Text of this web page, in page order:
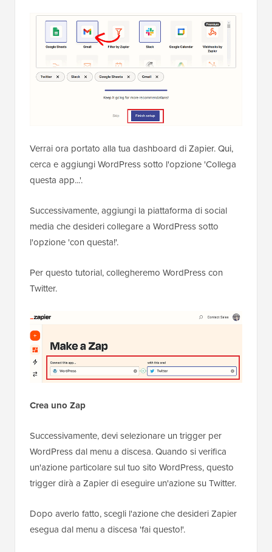
Verrai ora portato alla tua dashboard di Zapier. Qui,
cerca e aggiungi WordPress sotto l'opzione 'Collega
questa app...'.
Successivamente, aggiungi la piattaforma di social
media che desideri collegare a WordPress sotto
l'opzione 'con questa!'.
Per questo tutorial, collegheremo WordPress con
Twitter.
Crea uno Zap
Successivamente, devi selezionare un trigger per
WordPress dal menu a discesa. Quando si verifica
un'azione particolare sul tuo sito WordPress, questo
trigger dirà a Zapier di eseguire un'azione su Twitter.
Dopo averlo fatto, scegli l'azione che desideri Zapier
esegua dal menu a discesa 'fai questo!'.